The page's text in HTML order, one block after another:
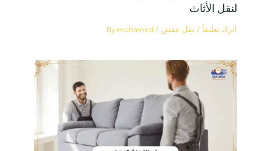
لنقل الأثاث
اترك تعليقاً /نقل عفش/ By
mohamed